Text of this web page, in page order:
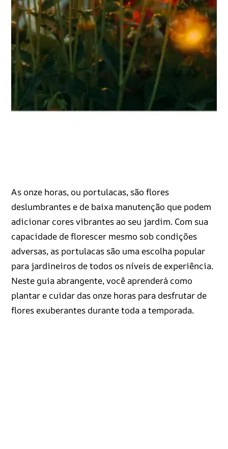
As onze horas, ou portulacas, são flores
deslumbrantes e de baixa manutenção que podem
adicionar cores vibrantes ao seu jardim. Com sua
capacidade de florescer mesmo sob condições
adversas, as portulacas são uma escolha popular
para jardineiros de todos os níveis de experiência.
Neste guia abrangente, você aprenderá como
plantar e cuidar das onze horas para desfrutar de
flores exuberantes durante toda a temporada.